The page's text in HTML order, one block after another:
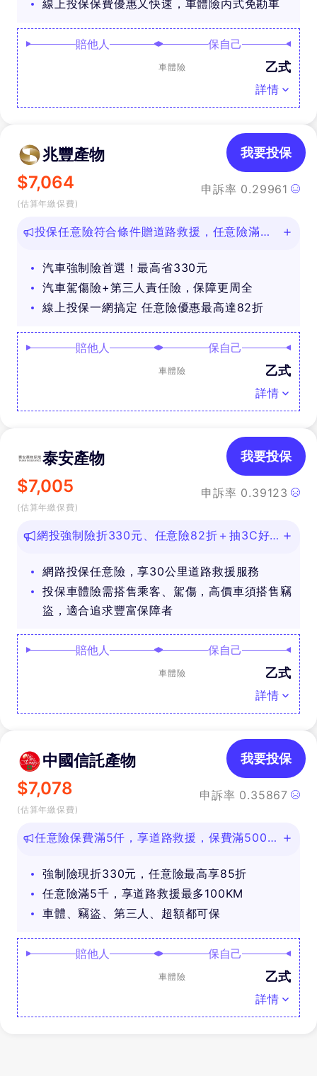
線上投保保費優惠又快速，車體險丙式免勘車
賠他人 保自己
車體險 乙式
詳情
兆豐產物
$7,064
(估算年繳保費)
申訴率 0.29961
我要投保
投保任意險符合條件贈道路救援，任意險滿
汽車強制險首選！最高省330元
汽車駕傷險+第三人責任險，保障更周全
線上投保一網搞定 任意險優惠最高達82折
賠他人 保自己
車體險 乙式
詳情
泰安產物
$7,005
(估算年繳保費)
申訴率 0.39123
我要投保
網投強制險折330元、任意險82折＋抽3C好
網路投保任意險，享30公里道路救援服務
投保車體險需搭售乘客、駕傷，高價車須搭售竊
盜，適合追求豐富保障者
賠他人 保自己
車體險 乙式
詳情
中國信託產物
$7,078
(估算年繳保費)
申訴率 0.35867
我要投保
任意險保費滿5仟，享道路救援，保費滿500即
強制險現折330元，任意險最高享85折
任意險滿5千，享道路救援最多100KM
車體、竊盜、第三人、超額都可保
賠他人 保自己
車體險 乙式
詳情